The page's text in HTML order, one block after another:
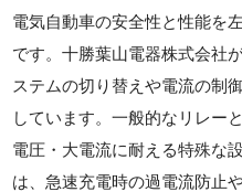
電気自動車の安全性と性能を
です。十勝葉山電器株式会社
ステムの切り替えや電流の制
しています。一般的なリレー
電圧・大電流に耐える特殊な
は、急速充電時の過電流防止